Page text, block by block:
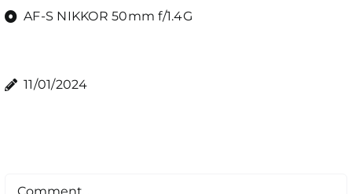
AF-S NIKKOR 50mm f/1.4G
11/01/2024
Comment